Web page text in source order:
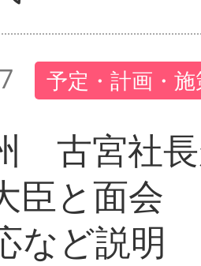
予定・計画・
古宮社
臣と面会
など説明